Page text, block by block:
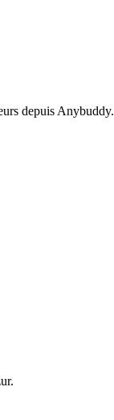
depuis Anybuddy.